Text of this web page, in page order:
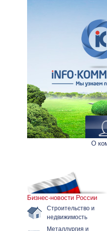
О
Бизнес-новости России
Строительство и
недвижимость
Металлургия и